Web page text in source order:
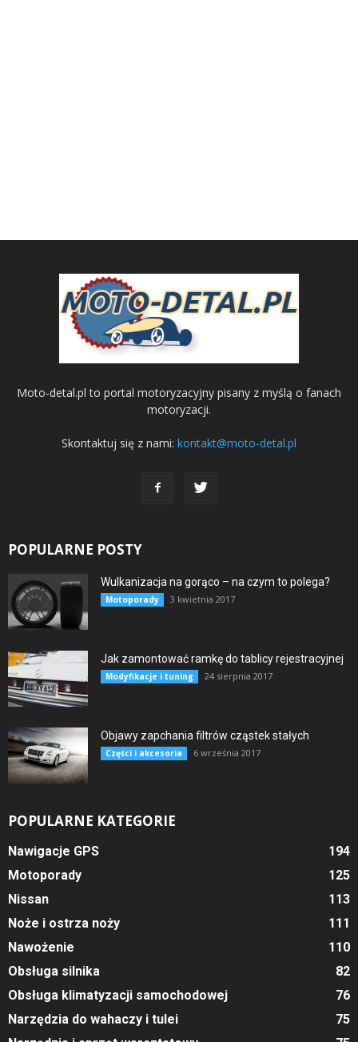
Moto-detal.pl to portal motoryzacyjny pisany z myślą o fanach
motoryzacji.
Skontaktuj się z nami: kontakt@moto-detal.pl
POPULARNE POSTY
Wulkanizacja na gorąco – na czym to polega?
Motoporady 3 kwietnia 2017
Jak zamontować ramkę do tablicy rejestracyjnej
Modyfikacje i tuning 24 sierpnia 2017
Objawy zapchania filtrów cząstek stałych
Części i akcesoria 6 września 2017
POPULARNE KATEGORIE
Nawigacje GPS
194
Motoporady
125
Nissan
113
Noże i ostrza noży
111
Nawożenie
110
Obsługa silnika
82
Obsługa klimatyzacji samochodowej
76
Narzędzia do wahaczy i tulei
75